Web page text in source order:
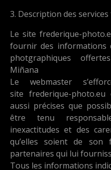
3. Description des
Le site frederique-
fournir des informations
photgraphiques
Miñana
Le webmaster
site frederique-
aussi précises que
être tenu
inexactitudes et des
qu’elles soient de
partenaires qui lui
Tous les informations